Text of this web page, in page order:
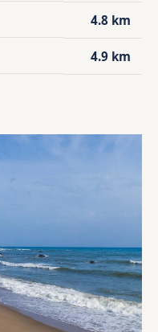
4.8 km
4.9 km